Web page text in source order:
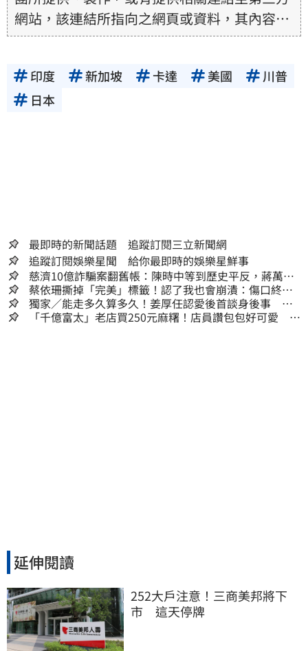
網站，該連結所指向之網頁或資料，其內容均
為所連結網站提供，相關權利均為該網站、內
其真實性、正確性、即時性、完整性或合法
性。三立新聞網所提供的資訊內容，若其著作
印度 新加坡 卡達 美國
川普
日本
最即時的新聞話題 追蹤訂閱三立新聞網
追蹤訂閱娛樂星聞 給你最即時的娛樂星鮮事
慈濟10億詐騙案翻舊帳：陳時中等到歷史平反，蔣萬安
償還2022政治利息
蔡依珊撕掉「完美」標籤！認了我也會崩潰：傷口終究
會癒合
獨家／能走多久算多久！姜厚任認愛後首談身後事
「遺囑進度」曝光
「千億富太」老店買250元麻糬！店員讚包包好可愛 笑
延伸閱讀
252大戶注意！三商美邦將下
市　這天停牌